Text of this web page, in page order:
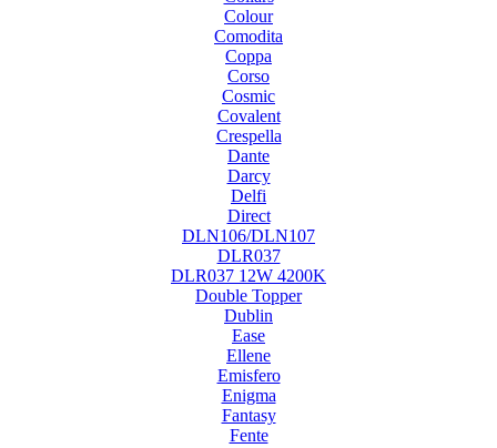
Colour
Comodita
Coppa
Corso
Cosmic
Covalent
Crespella
Dante
Darcy
Delfi
Direct
DLN106/DLN107
DLR037
DLR037 12W 4200K
Double Topper
Dublin
Ease
Ellene
Emisfero
Enigma
Fantasy
Fente